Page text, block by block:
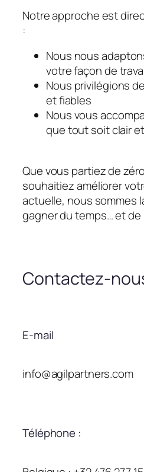
Notre approche est
:
Nous nous
votre façon de
Nous privilégions
et fiables
Nous vous
que tout soit clair
Que vous partiez de
souhaitiez améliorer
actuelle, nous sommes
gagner du temps… et de
Contactez-
E-mail
info@agilpartners.com
Téléphone :